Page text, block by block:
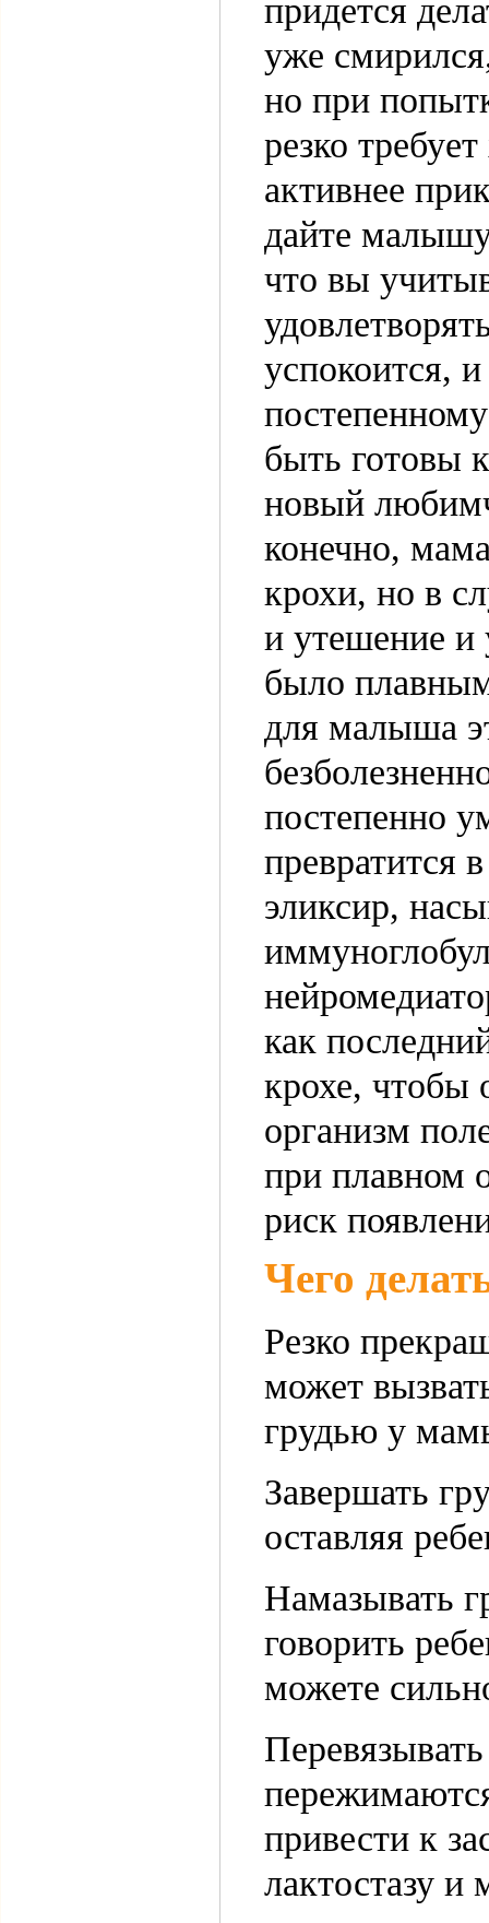
придется
уже
но при
резко
активнее
дайте
что вы
успокоится,
быть готовы
новый
конечно,
крохи, но в
и утешение и
было
для малыша
постепенно
превратится
эликсир,
как
крохе, чтобы
организм
при плавном
риск
Чего
Резко
может
грудью у
Завершать
оставляя
Намазывать
говорить
можете
привести к
лактостазу и